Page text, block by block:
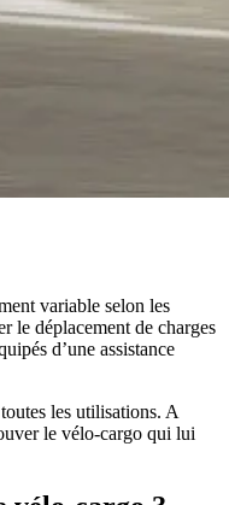
variable selon les
le déplacement de charges
d’une assistance
les utilisations. A
le vélo-cargo qui lui